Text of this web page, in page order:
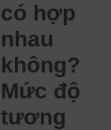
có hợp
nhau
không?
Mức độ
tương